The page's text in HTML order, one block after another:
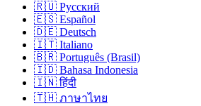
🇷🇺 Русский
🇪🇸 Español
🇩🇪 Deutsch
🇮🇹 Italiano
🇧🇷 Português (Brasil)
🇮🇩 Bahasa Indonesia
🇮🇳 हिंदी
🇹🇭 ภาษาไทย